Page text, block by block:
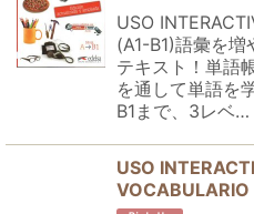
USO
(A1-B1)語彙を
テキスト！単語
を通して単語を
B1まで、3レベ…
USO